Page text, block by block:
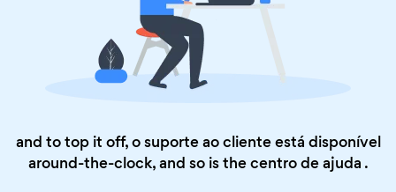
and to top it off, o suporte ao cliente está disponível
around-the-clock, and so is thecentro de ajuda .